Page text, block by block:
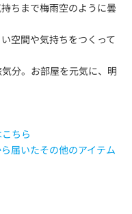
ちまで梅雨空のように曇
空間や気持ちをつくって
分。お部屋を元気に、明
ちら
届いたその他のアイテム